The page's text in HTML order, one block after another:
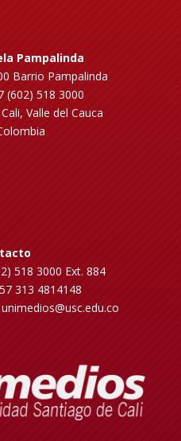
Pampalinda
Barrio Pampalinda
(602) 518 3000
Valle del Cauca
518 3000 Ext. 884
313 4814148
unimedios@usc.edu.co